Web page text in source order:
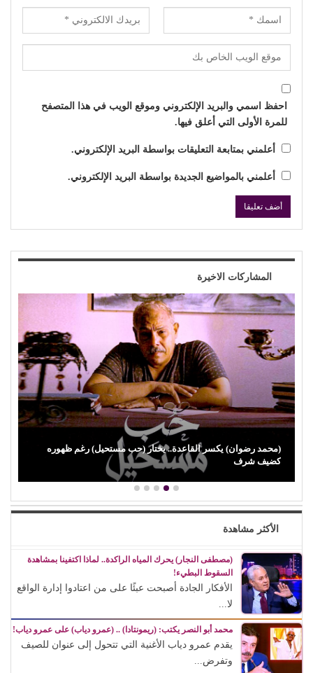
احفظ اسمي والبريد الإلكتروني وموقع الويب في هذا المتصفح
للمرة الأولى التي أعلق فيها.
أعلمني بمتابعة التعليقات بواسطة البريد الإلكتروني.
أعلمني بالمواضيع الجديدة بواسطة البريد الإلكتروني.
المشاركات الاخيرة
يكسر القاعدة.. يختار (حب مستحيل) رغم ظهوره
(باميلا نون)
الأكثر مشاهدة
(مصطفى النجار) يحرك المياه الراكدة.. لماذا اكتفينا بمشاهدة
السقوط البطيء!
الأفكار الجادة أصبحت عبئًا على من اعتادوا إدارة الواقع
لا...
محمد أبو النصر يكتب: (ريمونتادا) .. (عمرو دياب) على عمرو دياب!
يقدم عمرو دياب الأغنية التي تتحول إلى عنوان للصيف
وتفرض...